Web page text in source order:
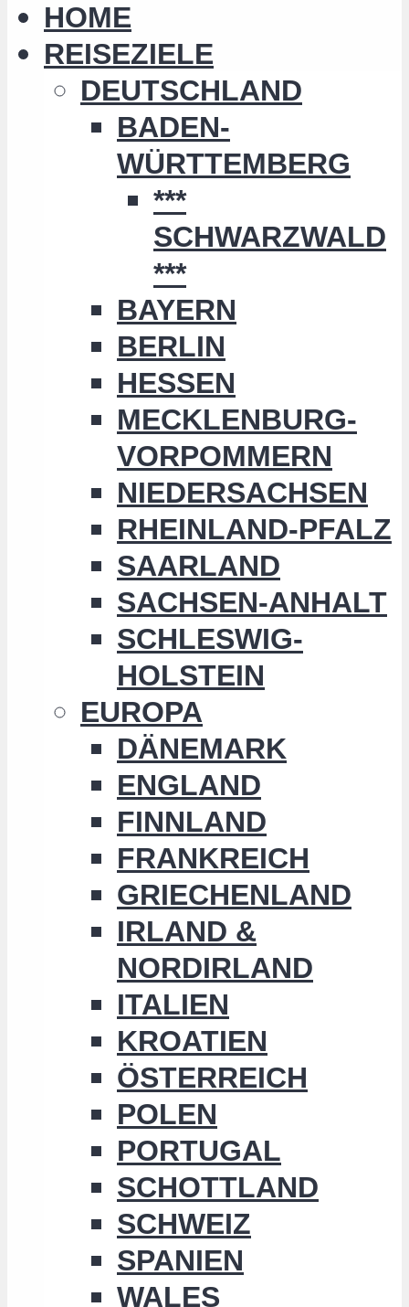
HOME
REISEZIELE
DEUTSCHLAND
BADEN-
WÜRTTEMBERG
***
SCHWARZWALD
***
BAYERN
BERLIN
HESSEN
MECKLENBURG-
VORPOMMERN
NIEDERSACHSEN
RHEINLAND-PFALZ
SAARLAND
SACHSEN-ANHALT
SCHLESWIG-
HOLSTEIN
EUROPA
DÄNEMARK
ENGLAND
FINNLAND
FRANKREICH
GRIECHENLAND
IRLAND &
NORDIRLAND
ITALIEN
KROATIEN
ÖSTERREICH
POLEN
PORTUGAL
SCHOTTLAND
SCHWEIZ
SPANIEN
WALES